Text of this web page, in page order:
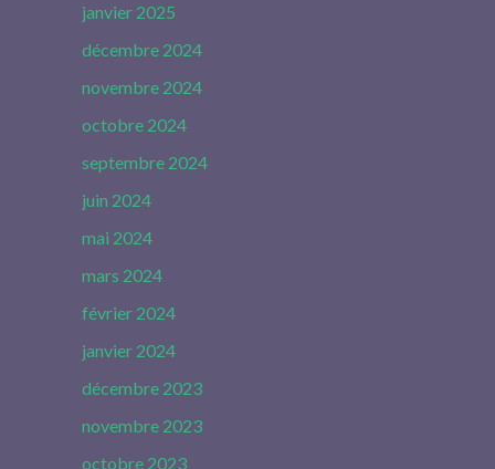
janvier 2025
décembre 2024
novembre 2024
octobre 2024
septembre 2024
juin 2024
mai 2024
mars 2024
février 2024
janvier 2024
décembre 2023
novembre 2023
octobre 2023